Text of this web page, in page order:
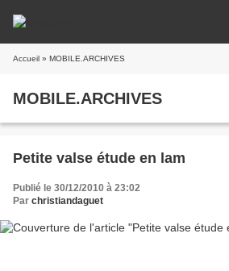
Accueil » MOBILE.ARCHIVES
MOBILE.ARCHIVES
Petite valse étude en lam
Publié le 30/12/2010 à 23:02
Par christiandaguet